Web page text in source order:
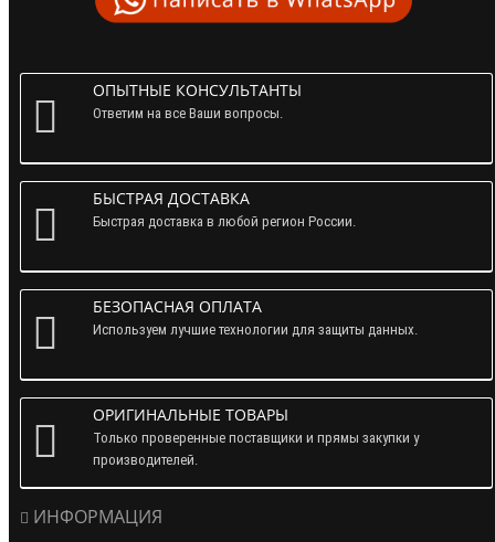
ОПЫТНЫЕ КОНСУЛЬТАНТЫ
Ответим на все Ваши вопросы.
БЫСТРАЯ ДОСТАВКА
Быстрая доставка в любой регион России.
БЕЗОПАСНАЯ ОПЛАТА
Используем лучшие технологии для защиты данных.
ОРИГИНАЛЬНЫЕ ТОВАРЫ
Только проверенные поставщики и прямы закупки у
производителей.
ИНФОРМАЦИЯ